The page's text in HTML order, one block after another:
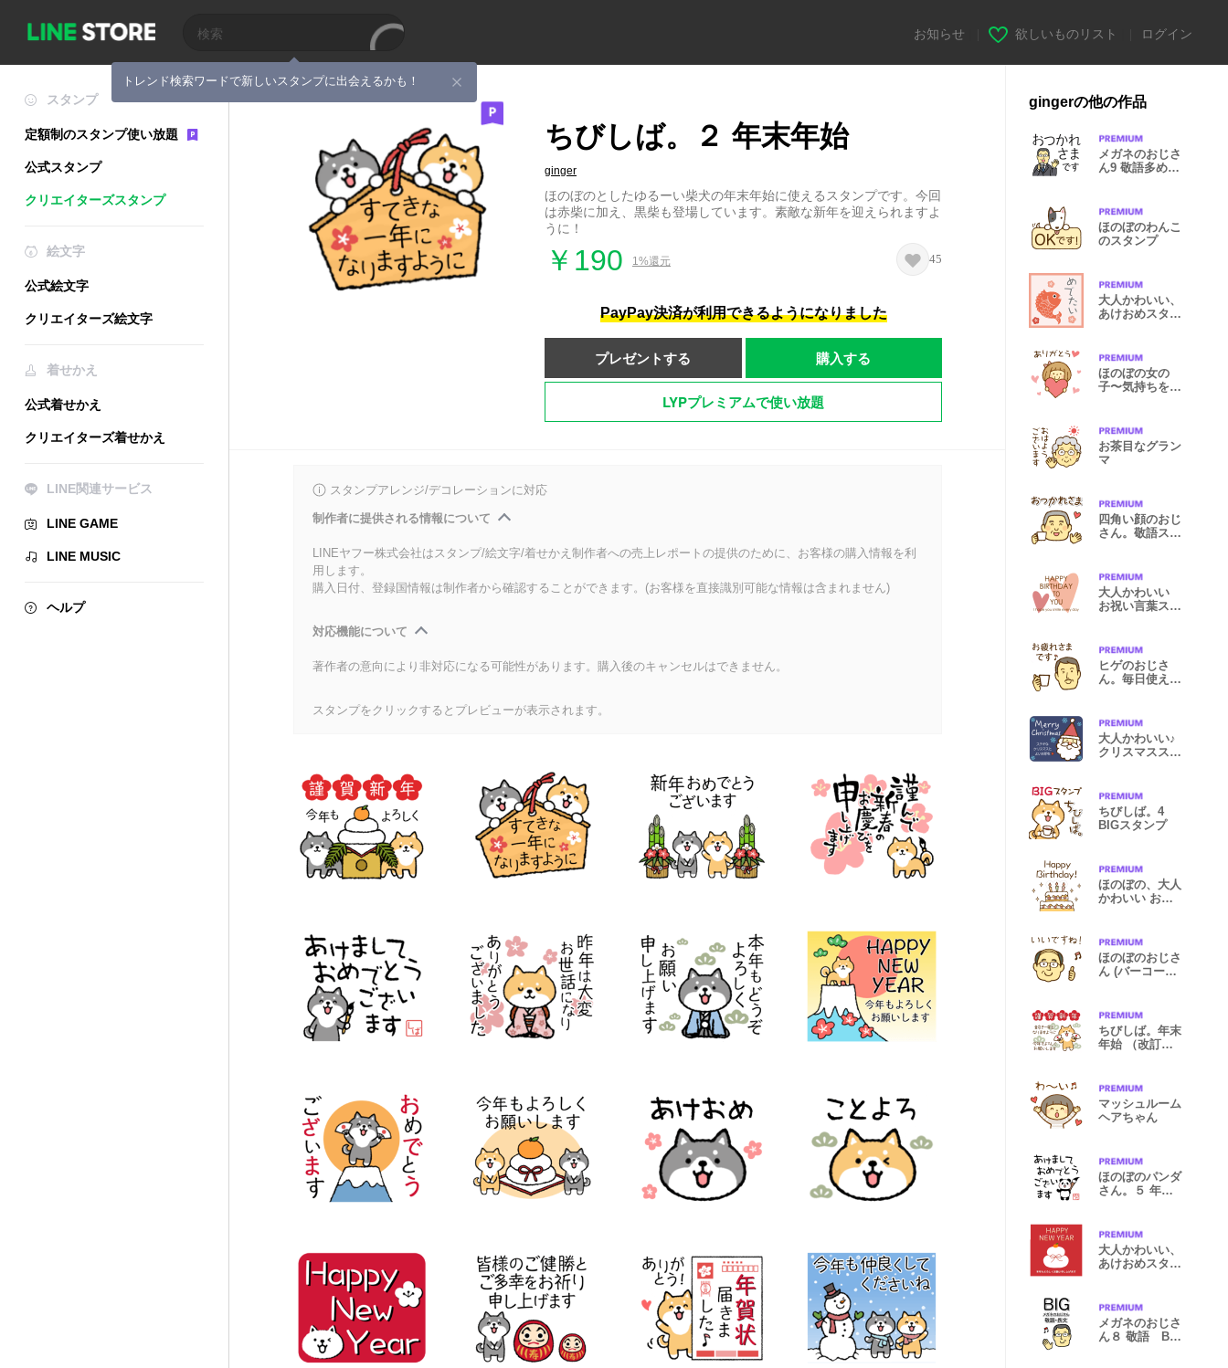
トレンド検索ワードで新しいスタンプに出会えるかも！
お知らせ 欲しいものリスト ログイン
スタンプ
定額制のスタンプ使い放題
公式スタンプ
クリエイターズスタンプ
絵文字
公式絵文字
クリエイターズ絵文字
着せかえ
公式着せかえ
クリエイターズ着せかえ
LINE関連サービス
LINE GAME
LINE MUSIC
ヘルプ
ちびしば。２ 年末年始
ginger
ほのぼのとしたゆるーい柴犬の年末年始に使えるスタンプです。今回
は赤柴に加え、黒柴も登場しています。素敵な新年を迎えられますよ
うに！
￥190 1%還元 45
PayPay決済が利用できるようになりました
プレゼントする 購入する
LYPプレミアムで使い放題
スタンプアレンジ/デコレーションに対応
制作者に提供される情報について
LINEヤフー株式会社はスタンプ/絵文字/着せかえ制作者への売上レポートの提供のために、お客様の購入情報を利
用します。
購入日付、登録国情報は制作者から確認することができます。(お客様を直接識別可能な情報は含まれません)
対応機能について
著作者の意向により非対応になる可能性があります。購入後のキャンセルはできません。
スタンプをクリックするとプレビューが表示されます。
gingerの他の作品
メガネのおじさ
ん9 敬語多め、
ほのぼのわんこ
のスタンプ
大人かわいい、
あけおめスタン
ほのぼの女の
子〜気持ちを伝
お茶目なグラン
マ
四角い顔のおじ
さん。敬語スタ
大人かわいい
お祝い言葉スタ
ヒゲのおじさ
ん。毎日使える
大人かわいい♪
クリスマススタ
ちびしば。4
BIGスタンプ
ほのぼの、大人
かわいい お誕
ほのぼのおじさ
ん (バーコード
ちびしば。年末
年始 （改訂
マッシュルーム
ヘアちゃん
ほのぼのパンダ
さん。５ 年末
大人かわいい、
あけおめスタン
メガネのおじさ
ん８ 敬語 BIG